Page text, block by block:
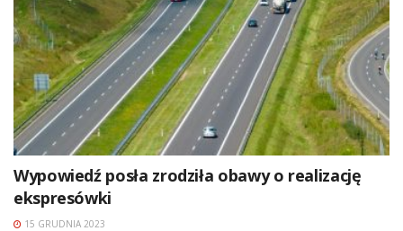
Wypowiedź posła zrodziła obawy o realizację
ekspresówki
15 GRUDNIA 2023